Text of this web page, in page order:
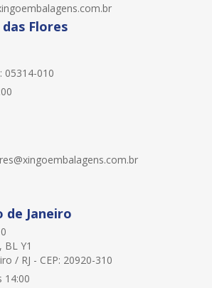
Flores
05314-010
de Janeiro
BL Y1
/ RJ - CEP: 20920-310
14:00